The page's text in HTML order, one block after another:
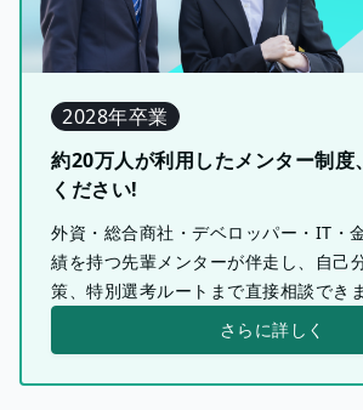
2028年卒業
約20万人が利用したメンター制度
ください!
外資・総合商社・デベロッパー・IT・
績を持つ先輩メンターが伴走し、自己
策、特別選考ルートまで直接相談できま
さらに詳しく